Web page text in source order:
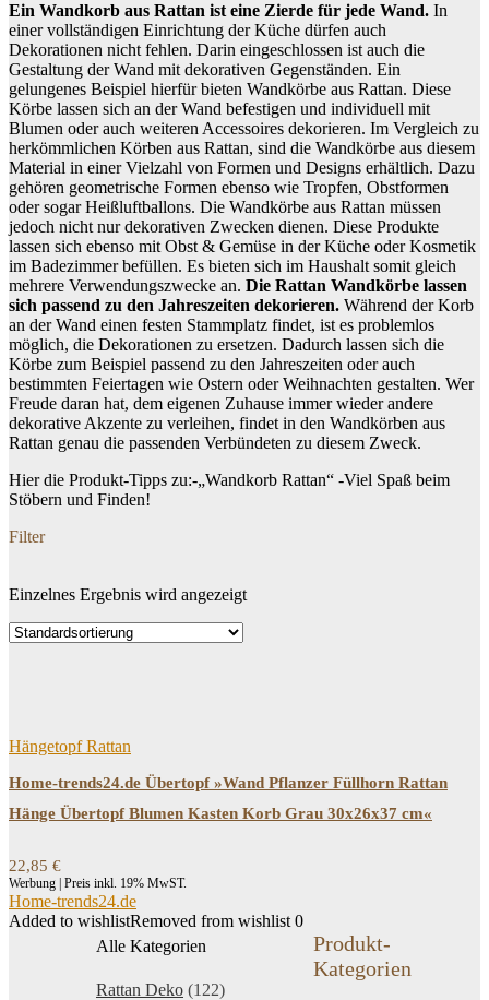
Ein Wandkorb aus Rattan ist eine Zierde für jede Wand. In
einer vollständigen Einrichtung der Küche dürfen auch
Dekorationen nicht fehlen. Darin eingeschlossen ist auch die
Gestaltung der Wand mit dekorativen Gegenständen. Ein
gelungenes Beispiel hierfür bieten Wandkörbe aus Rattan. Diese
Körbe lassen sich an der Wand befestigen und individuell mit
Blumen oder auch weiteren Accessoires dekorieren. Im Vergleich zu
herkömmlichen Körben aus Rattan, sind die Wandkörbe aus diesem
Material in einer Vielzahl von Formen und Designs erhältlich. Dazu
gehören geometrische Formen ebenso wie Tropfen, Obstformen
oder sogar Heißluftballons. Die Wandkörbe aus Rattan müssen
jedoch nicht nur dekorativen Zwecken dienen. Diese Produkte
lassen sich ebenso mit Obst & Gemüse in der Küche oder Kosmetik
im Badezimmer befüllen. Es bieten sich im Haushalt somit gleich
mehrere Verwendungszwecke an. Die Rattan Wandkörbe lassen
sich passend zu den Jahreszeiten dekorieren. Während der Korb
an der Wand einen festen Stammplatz findet, ist es problemlos
möglich, die Dekorationen zu ersetzen. Dadurch lassen sich die
Körbe zum Beispiel passend zu den Jahreszeiten oder auch
bestimmten Feiertagen wie Ostern oder Weihnachten gestalten. Wer
Freude daran hat, dem eigenen Zuhause immer wieder andere
dekorative Akzente zu verleihen, findet in den Wandkörben aus
Rattan genau die passenden Verbündeten zu diesem Zweck.
Hier die Produkt-Tipps zu:-„Wandkorb Rattan“ -Viel Spaß beim
Stöbern und Finden!
Filter
Dein Budget
Price filter
Einzelnes Ergebnis wird angezeigt
Hängetopf Rattan
Home-trends24.de Übertopf »Wand Pflanzer Füllhorn Rattan
Hänge Übertopf Blumen Kasten Korb Grau 30x26x37 cm«
22,85 €
Werbung | Preis inkl. 19% MwST.
Home-trends24.de
Added to wishlistRemoved from wishlist 0
Alle Kategorien
Rattan Deko (122)
Produkt-
Kategorien